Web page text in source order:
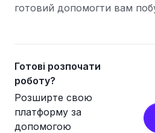
готовий допомогти вам
Готові розпочати
роботу?
Розширте свою
платформу за
допомогою